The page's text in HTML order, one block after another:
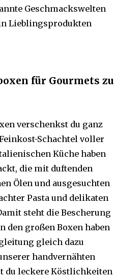
Geschmackswelten
Lieblingsprodukten
für Gourmets zu
verschenkst du ganz
Schachtel voller
Küche haben
die mit duftenden
Ölen und ausgesuchten
Pasta und delikaten
steht die Bescherung
den großen Boxen haben
gleich dazu
handvernähten
du leckere Köstlichkeiten